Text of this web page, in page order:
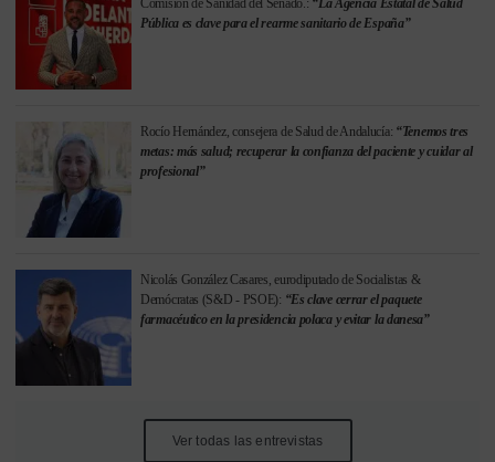
Comisión de Sanidad del Senado.: “La Agencia Estatal de Salud
Pública es clave para el rearme sanitario de España”
Rocío Hernández, consejera de Salud de Andalucía: “Tenemos tres
metas: más salud; recuperar la confianza del paciente y cuidar al
profesional”
Nicolás González Casares, eurodiputado de Socialistas &
Demócratas (S&D - PSOE): “Es clave cerrar el paquete
farmacéutico en la presidencia polaca y evitar la danesa”
Ver todas las entrevistas